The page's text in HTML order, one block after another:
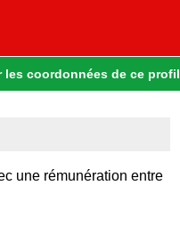
les coordonnées de ce profil
une rémunération entre